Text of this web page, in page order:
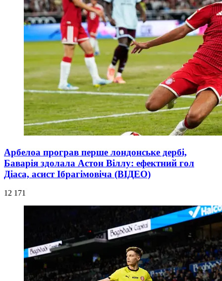
Арбелоа програв перше лондонське дербі,
Баварія здолала Астон Віллу: ефектний гол
Діаса, асист Ібрагімовіча (ВІДЕО)
12 171